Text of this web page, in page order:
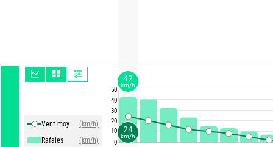
Vent moy
(km/h)
Rafales
(km/h)
50
40
30
20
10
0
24
km/h
42
km/h